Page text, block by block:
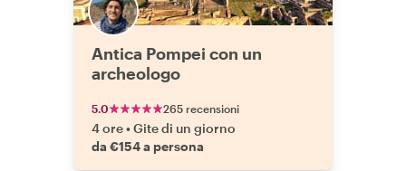
Antica Pompei con un
archeologo
5.0 265 recensioni
4 ore•Gite di un giorno
da €154 a persona